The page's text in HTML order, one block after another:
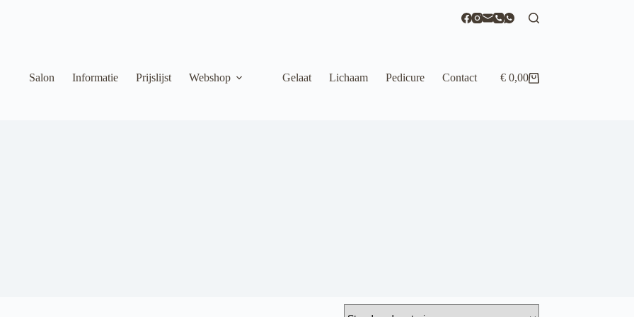
Salon Informatie Prijslijst Webshop Gelaat Lichaam Pedicure Contact Winkelwagen
€0,00